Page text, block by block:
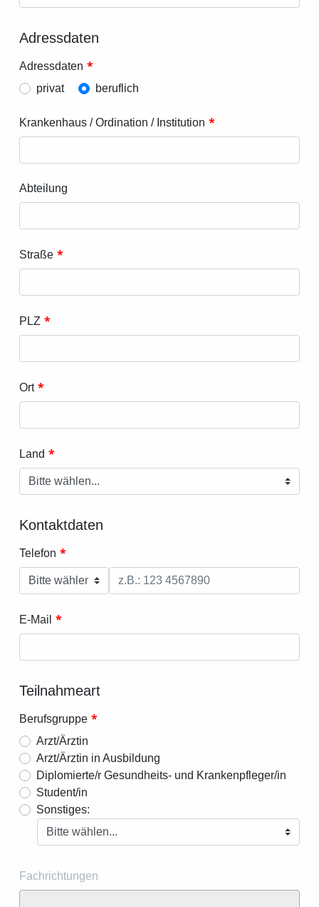
Adressdaten
Adressdaten *
privat beruflich
Krankenhaus / Ordination / Institution *
Abteilung
Straße *
PLZ *
Ort *
Land *
Kontaktdaten
Telefon *
E-Mail *
Teilnahmeart
Berufsgruppe *
Arzt/Ärztin
Arzt/Ärztin in Ausbildung
Diplomierte/r Gesundheits- und Krankenpfleger/in
Student/in
Sonstiges:
Fachrichtungen